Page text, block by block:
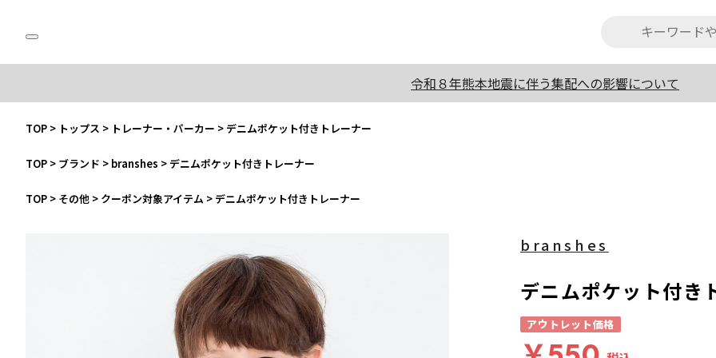
令和８年熊本地震に伴う集配への影響について
TOP > トップス > トレーナー・パーカー > デニムポケット付きトレーナー
TOP > ブランド > branshes > デニムポケット付きトレーナー
TOP > その他 > クーポン対象アイテム > デニムポケット付きトレーナー
branshes
デニムポケット付き
アウトレット価格